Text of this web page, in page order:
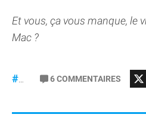
Et vous, ça vous manque, le
Mac ?
6COMMENTAIRES